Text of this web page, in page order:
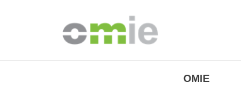
OMIE